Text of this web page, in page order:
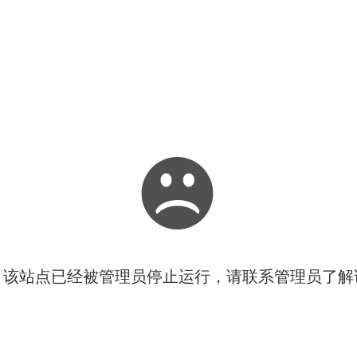
站点已经被管理员停止运行，请联系管理员了